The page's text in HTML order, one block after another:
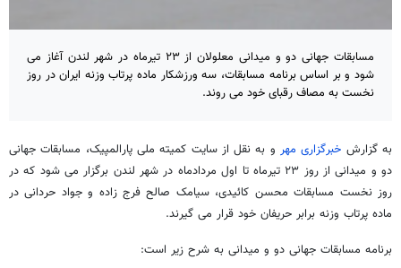
مسابقات جهانی دو و میدانی معلولان از ۲۳ تیرماه در شهر لندن آغاز می
شود و بر اساس برنامه مسابقات، سه ورزشکار ماده پرتاب وزنه ایران در روز
نخست به مصاف رقبای خود می روند.
به گزارش خبرگزاری مهرو به نقل از سایت کمیته ملی پارالمپیک، مسابقات جهانی
دو و میدانی از روز ۲۳ تیرماه تا اول مردادماه در شهر لندن برگزار می شود که در
روز نخست مسابقات محسن کائیدی، سیامک صالح فرج زاده و جواد حردانی در
ماده پرتاب وزنه برابر حریفان خود قرار می گیرند.
برنامه مسابقات جهانی دو و میدانی به شرح زیر است: